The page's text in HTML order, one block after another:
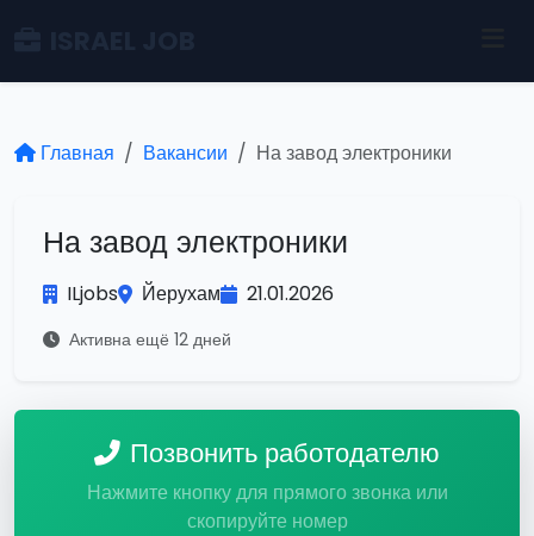
Главная Вакансии На завод электроники
На завод электроники
ILjobs Йерухам 21.01.2026
Активна ещё 12 дней
Позвонить работодателю
Нажмите кнопку для прямого звонка или
скопируйте номер